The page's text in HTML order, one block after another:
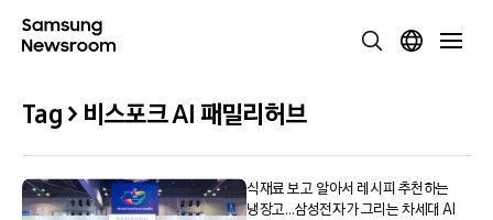
Tag > 비스포크 AI 패밀리허브
식재료 보고 알아서 레시피 추천하는
냉장고…삼성전자가 그리는 차세대 AI